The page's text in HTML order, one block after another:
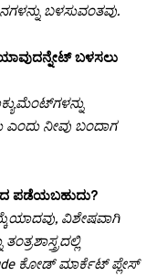
ಬಳಸುವಂತವು.
ಬಳಸಲು
ಎಂದು ನೀವು ಬಂದಾಗ
ಪಡೆಯಬಹುದು?
ವಿಶೇಷವಾಗಿ
ಕೋಡ್ ಮಾರ್ಕೆಟ್ ಪ್ಲೇಸ್